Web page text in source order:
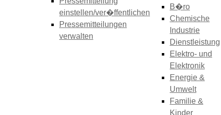
einstellen/ver�ffentlichen
Pressemitteilungen
verwalten
B�ro
Chemische
Industrie
Dienstleistung
Elektro- und
Elektronik
Energie &
Umwelt
Familie &
Kinder